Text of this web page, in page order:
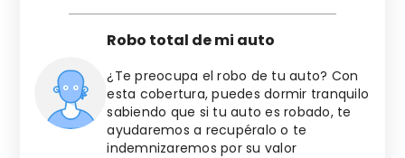
Robo total de mi auto
¿Te preocupa el robo de tu auto? Con
esta cobertura, puedes dormir tranquilo
sabiendo que si tu auto es robado, te
ayudaremos a recupéralo o te
indemnizaremos por su valor